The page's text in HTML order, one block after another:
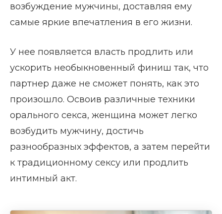
возбуждение мужчины, доставляя ему
самые яркие впечатления в его жизни.
У нее появляется власть продлить или
ускорить необыкновенный финиш так, что
партнер даже не сможет понять, как это
произошло. Освоив различные техники
орального секса, женщина может легко
возбудить мужчину, достичь
разнообразных эффектов, а затем перейти
к традиционному сексу или продлить
интимный акт.